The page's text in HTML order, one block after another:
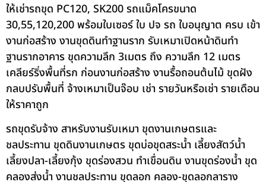
ให้เช่ารถขุด PC120, SK200 รถแม็คโครขนาด
30,55,120,200 พร้อมใบเซอร์ ใบ ปจ รถ ใบอนุญาต ครบ เข้า
งานก่อสร้าง งานขุดดินทำฐานราก รับเหมาเปิดหน้าดินทำ
ฐานรากอาคาร ขุดความลึก 3เมตร ถึง ความลึก 12 เมตร
เคลียร์ริ่งพื้นที่รก ก่อนงานก่อสร้าง งานรื้อถอนต้นไม้ ขุดฝัง
กลบปรับพื้นที่ จ้างเหมาเป็นจ๊อบ เช่า รายวันหรือเช่า รายเดือน
ให้ราคาถูก
รถขุดรับจ้าง สาหรับงานรับเหมา ขุดงานเกษตรและ
ชลประทาน ขุดดินงานเกษตร ขุดบ่อขุดสระน้ำ เลี้ยงสัตว์น้ำ
เลี้ยงปลา-เลี้ยงกุ้ง ขุดร่องสวน ทำเขื่อนดิน งานขุดร่องน้ำ ขุด
คลองส่งน้ำ งานชลประทาน ขุดลอก คลอง-ขุดลอกลาราง